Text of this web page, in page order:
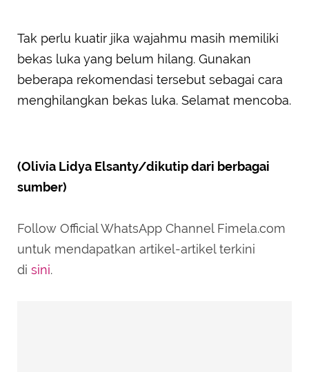
Tak perlu kuatir jika wajahmu masih memiliki
bekas luka yang belum hilang. Gunakan
beberapa rekomendasi tersebut sebagai cara
menghilangkan bekas luka. Selamat mencoba.
(Olivia Lidya Elsanty/dikutip dari berbagai
sumber)
Follow Official WhatsApp Channel Fimela.com
untuk mendapatkan artikel-artikel terkini
di sini.